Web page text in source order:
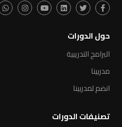
حول الدورات
البرامج التدريبية
مدربينا
انضم لمدربينا
تصنيفات الدورات